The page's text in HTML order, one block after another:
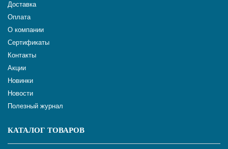
Доставка
Оплата
О компании
Сертификаты
Контакты
Акции
Новинки
Новости
Полезный журнал
КАТАЛОГ ТОВАРОВ